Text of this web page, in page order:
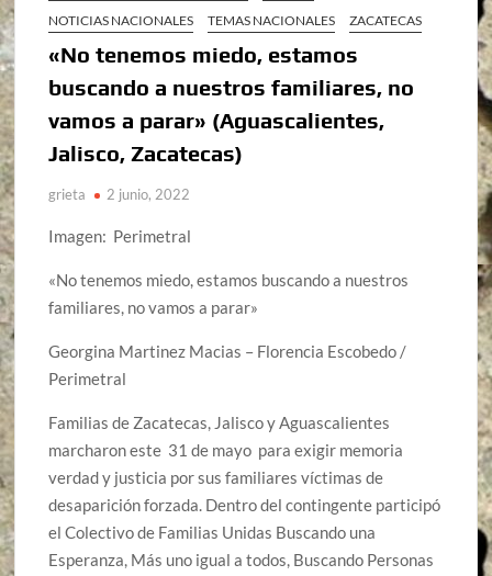
NOTICIAS NACIONALES
TEMAS NACIONALES ZACATECAS
«No tenemos miedo, estamos
buscando a nuestros familiares, no
vamos a parar» (Aguascalientes,
Jalisco, Zacatecas)
grieta 2 junio, 2022
Imagen: Perimetral
«No tenemos miedo, estamos buscando a nuestros
familiares, no vamos a parar»
Georgina Martinez Macias – Florencia Escobedo /
Perimetral
Familias de Zacatecas, Jalisco y Aguascalientes
marcharon este 31 de mayo para exigir memoria
verdad y justicia por sus familiares víctimas de
desaparición forzada. Dentro del contingente participó
el Colectivo de Familias Unidas Buscando una
Esperanza, Más uno igual a todos, Buscando Personas